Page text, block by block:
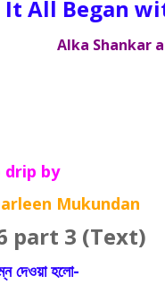
with
Alka Shankar
by
Mukundan
part 3 (Text)
দেওয়া হলো-